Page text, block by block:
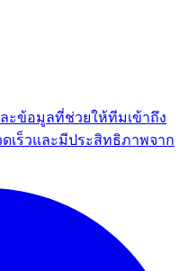
ะข้อมูลที่ช่วยให้ทีมเข้าถึง
เร็วและมีประสิทธิภาพจาก